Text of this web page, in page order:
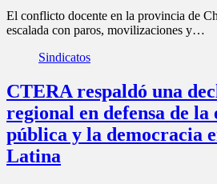
El conflicto docente en la provincia de
escalada con paros, movilizaciones y…
Sindicatos
CTERA respaldó una
regional en defensa de la
pública y la democracia
Latina